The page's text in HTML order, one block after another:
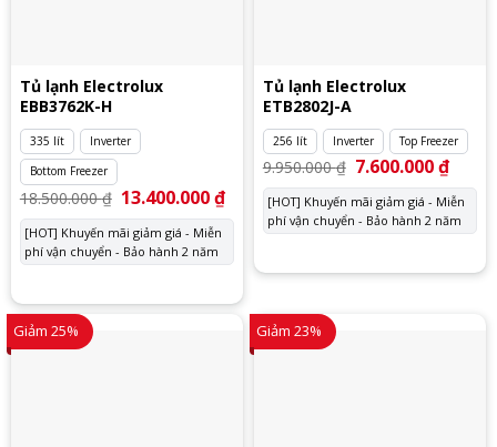
Tủ lạnh Electrolux
EBB3762K-H
335 lít
Inverter
Bottom Freezer
18.500.000₫ Giá
gốc
là:
18.500.000 ₫.
13.400.000₫Giá
tại
[HOT] Khuyến mãi giảm giá - Miễn
phí vận chuyển - Bảo hành 2 năm
Tủ lạnh Electrolux
ETB2802J-A
256 lít Inverter Top Freezer
9.950.000₫ Giá
gốc
là:
9.950.000 ₫.
7.600.000₫Giá
tại
là:
[HOT] Khuyến mãi giảm giá - Miễn
phí vận chuyển - Bảo hành 2 năm
Giảm 25% Giảm 23%